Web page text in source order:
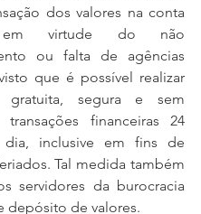
dos valores na conta
em virtude do não
ou falta de agências
que é possível realizar
segura e sem
transações financeiras 24
dia, inclusive em fins de
Tal medida também
servidores da burocracia
depósito de valores.